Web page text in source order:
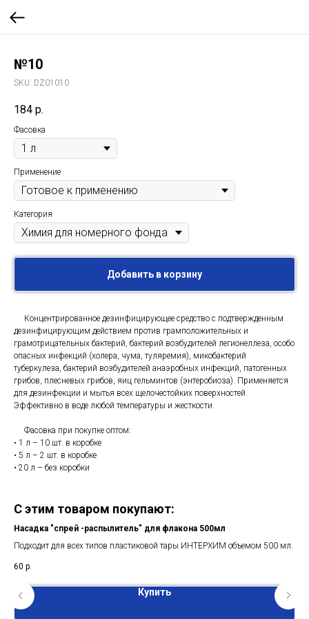
№10
SKU: DZ01010
184 р.
Фасовка
Применение
Категория
Добавить в корзину
Концентрированное дезинфицирующее средство с подтвержденным
дезинфицирующим действием против грамположительных и
грамотрицательных бактерий, бактерий возбудителей легионеллеза, особо
опасных инфекций (холера, чума, туляремия), микобактерий
туберкулеза, бактерий возбудителей анаэробных инфекций, патогенных
грибов, плесневых грибов, яиц гельминтов (энтеробиоза). Применяется
для дезинфекции и мытья всех щелочестойких поверхностей.
Эффективно в воде любой температуры и жесткости.
Фасовка при покупке оптом:
• 1 л – 10 шт. в коробке
• 5 л – 2 шт. в коробке
• 20 л – без коробки
С этим товаром покупают:
Насадка "спрей -распылитель" для флакона 500мл
Подходит для всех типов пластиковой тары ИНТЕРХИМ объемом 500 мл.
60 р.
Купить